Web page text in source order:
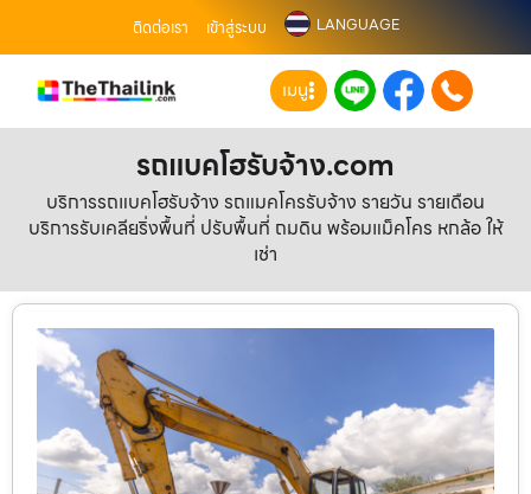
ติดต่อเรา เข้าสู่ระบบ LANGUAGE
เมนู
รถแบคโฮรับจ้าง.com
บริการรถแบคโฮรับจ้าง รถแมคโครรับจ้าง รายวัน รายเดือน
บริการรับเคลียริ่งพื้นที่ ปรับพื้นที่ ถมดิน พร้อมแม็คโคร หกล้อ ให้
เช่า